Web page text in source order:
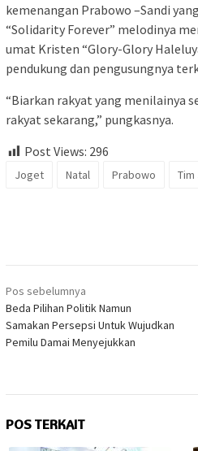
kemenangan Prabowo –Sandi
“Solidarity Forever” melodinya
umat Kristen “Glory-Glory
pendukung dan pengusungnya
“Biarkan rakyat yang menilainya
rakyat sekarang,” pungkasnya.
Post Views: 296
Joget Natal Prabowo Tim
Navigasi
pos
Pos sebelumnya
Beda Pilihan Politik Namun
Samakan Persepsi Untuk Wujudkan
Pemilu Damai Menyejukkan
POS TERKAIT